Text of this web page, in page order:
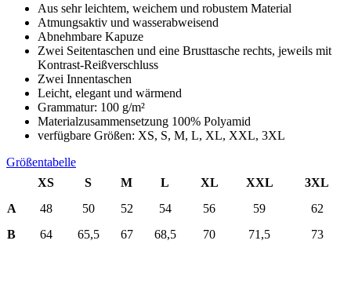
Aus sehr leichtem, weichem und robustem Material
Atmungsaktiv und wasserabweisend
Abnehmbare Kapuze
Zwei Seitentaschen und eine Brusttasche rechts, jeweils mit
Kontrast-Reißverschluss
Zwei Innentaschen
Leicht, elegant und wärmend
Grammatur: 100 g/m²
Materialzusammensetzung 100% Polyamid
verfügbare Größen: XS, S, M, L, XL, XXL, 3XL
Größentabelle
XS
S M L XL XXL
3XL
A
48 50 52 54 56 59
62
B
64 65,5 67 68,5 70 71,5 73